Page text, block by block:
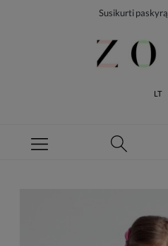
Susikurti paskyrą
LT